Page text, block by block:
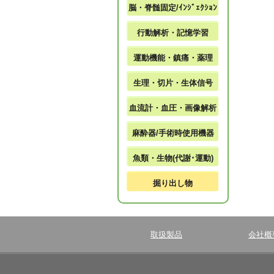
脳・脊髄固定/ｲﾝｼﾞｪｸｼｮﾝ
行動解析・記憶学習
運動機能・鎮痛・薬理
生理・切片・生体信号
血流計・血圧・画像解析
麻酔器/手術時使用機器
魚類・生物(代謝･運動)
掘り出し物
取扱製品 会社概